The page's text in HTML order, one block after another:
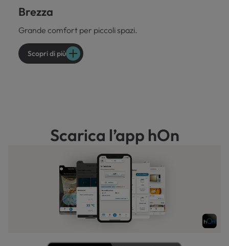
Brezza
Grande comfort per piccoli spazi.
Scopri di più
Scarica l’app hOn